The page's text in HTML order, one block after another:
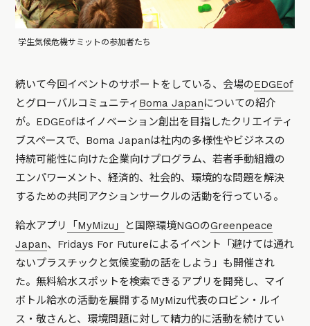
学生気候危機サミットの参加者たち
続いて今回イベントのサポートをしている、会場のEDGEof
とグローバルコミュニティ Boma Japanについての紹介
が。EDGEofはイノベーション創出を目指したクリエイティ
ブスペースで、Boma Japanは社内の多様性やビジネスの
持続可能性に向けた企業向けプログラム、若者手動組織の
エンパワーメント、経済的、社会的、環境的な問題を解決
するための共同アクションサークルの活動を行っている。
給水アプリ 「MyMizu」 と国際環境NGOのGreenpeace
Japan、Fridays For Futureによるイベント「避けては通れ
ないプラスチックと気候変動の話をしよう」も開催され
た。無料給水スポットを検索できるアプリを開発し、マイ
ボトル給水の活動を展開するMyMizu代表のロビン・ルイ
ス・敬さんと、環境問題に対して精力的に活動を続けてい